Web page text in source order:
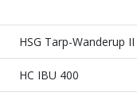
HSG Tarp-Wanderup II
HC IBU 400